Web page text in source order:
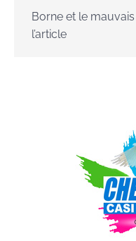
Borne et le
l’article